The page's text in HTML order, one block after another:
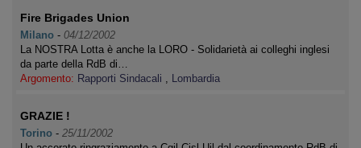
Fire Brigades Union
Milano - 04/12/2002
La NOSTRA Lotta è anche la LORO - Solidarietà ai colleghi inglesi
da parte della RdB di…
Argomento: Rapporti Sindacali , Lombardia
GRAZIE !
Torino - 25/11/2002